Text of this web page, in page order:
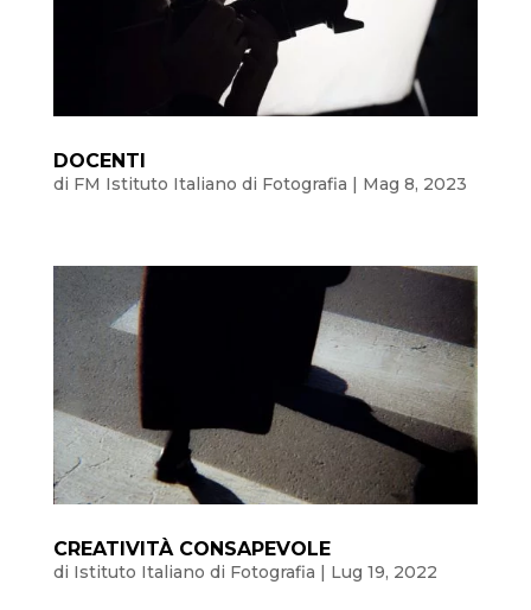
DOCENTI
di FM Istituto Italiano di Fotografia | Mag 8, 2023
CREATIVITÀ CONSAPEVOLE
di Istituto Italiano di Fotografia | Lug 19, 2022